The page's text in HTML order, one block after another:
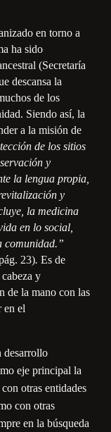
en torno a
ha sido
(Secretaría
descansa la
de los
Siendo así, la
a la misión de
de los sitios
y
la lengua propia,
y
la medicina
en lo social,
comunidad.”
23).Es de
y
de la mano con las
en el
desarrollo
eje principal la
otras entidades
con otras
en la búsqueda